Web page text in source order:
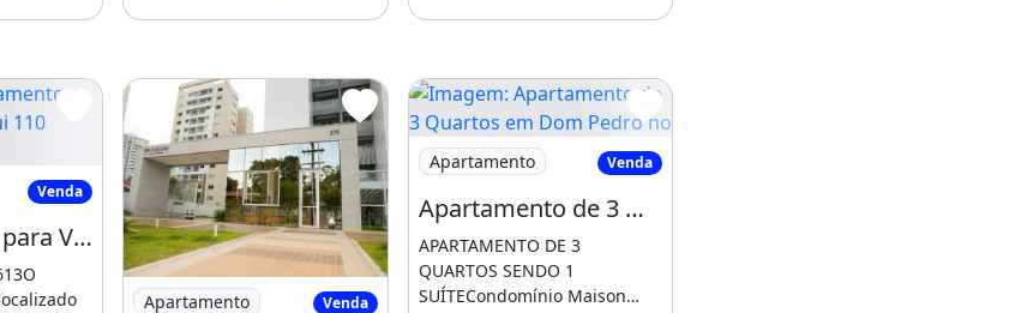
sensibilidade, sempre
possível.
para Venda Possui 110 Metros
Venda
Apartamento para Venda Possui 110 Metros Quadrados com 3 Quartos em São Jorge - Manaus
Imagem: Apartamento Cond. Splendore - Dom Pedro
Apartamento Venda
Imagem: Apartamento de 3 Quartos em Dom Pedro no
Apartamento Venda
Apartamento de 3 Quartos em Dom Pedro no Maison Cartier
APARTAMENTO DE 3
QUARTOS SENDO 1
SUÍTECondomínio Maison